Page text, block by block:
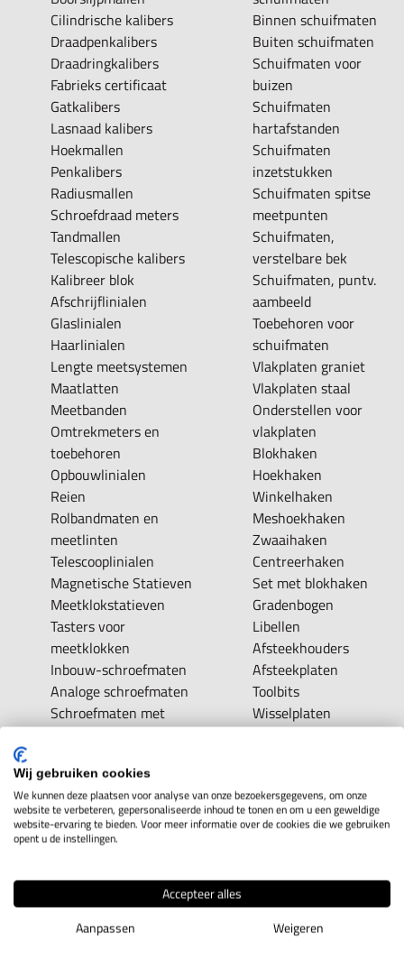
Cilindrische kalibers
Draadpenkalibers
Draadringkalibers
Fabrieks certificaat
Gatkalibers
Lasnaad kalibers
Hoekmallen
Penkalibers
Radiusmallen
Schroefdraad meters
Tandmallen
Telescopische kalibers
Kalibreer blok
Afschrijflinialen
Glaslinialen
Haarlinialen
Lengte meetsystemen
Maatlatten
Meetbanden
Omtrekmeters en
toebehoren
Opbouwlinialen
Reien
Rolbandmaten en
meetlinten
Telescooplinialen
Magnetische Statieven
Meetklokstatieven
Tasters voor
meetklokken
Inbouw-schroefmaten
Analoge schroefmaten
Schroefmaten met
telwerk
Schroefmaten, groot
meetbereik
Binnen-schroefmaten
Bout schroefmaten
buitenvertanding
Diepte-schroefmaten
Prisma schroefmaten
Binnen schuifmaten
Buiten schuifmaten
Schuifmaten voor
buizen
Schuifmaten
hartafstanden
Schuifmaten
inzetstukken
Schuifmaten spitse
meetpunten
Schuifmaten,
verstelbare bek
Schuifmaten, puntv.
aambeeld
Toebehoren voor
schuifmaten
Vlakplaten graniet
Vlakplaten staal
Onderstellen voor
vlakplaten
Blokhaken
Hoekhaken
Winkelhaken
Meshoekhaken
Zwaaihaken
Centreerhaken
Set met blokhaken
Gradenbogen
Libellen
Afsteekhouders
Afsteekplaten
Toolbits
Wisselplaten
Brootsen
Snijplaten G -
Withworth-pijp
Snijplaten BSF -
Withworth-fijn
Snijplaten R - con.
Wij gebruiken cookies
We kunnen deze plaatsen voor analyse van onze bezoekersgegevens, om onze
website te verbeteren, gepersonaliseerde inhoud te tonen en om u een geweldige
website-ervaring te bieden. Voor meer informatie over de cookies die we gebruiken
opent u de instellingen.
Accepteer alles
Aanpassen
Weigeren